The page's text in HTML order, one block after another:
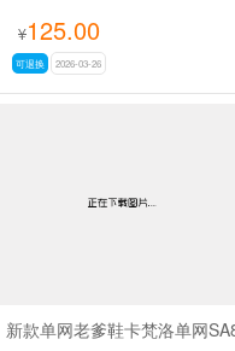
¥125.00
可退换 2026-03-26